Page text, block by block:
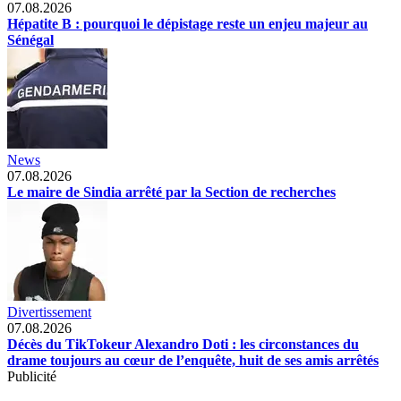
07.08.2026
Hépatite B : pourquoi le dépistage reste un enjeu majeur au
Sénégal
News
07.08.2026
Le maire de Sindia arrêté par la Section de recherches
Divertissement
07.08.2026
Décès du TikTokeur Alexandro Doti : les circonstances du
drame toujours au cœur de l’enquête, huit de ses amis arrêtés
Publicité